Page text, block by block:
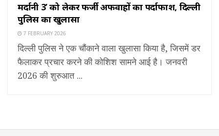
मर्दानी 3’ को लेकर फर्जी अफवाहों का पर्दाफाश, दिल्ली
पुलिस का खुलासा
7 FEBRUARY 2026
दिल्ली पुलिस ने एक चौंकाने वाला खुलासा किया है, जिसमें डर
फैलाकर प्रचार करने की कोशिश सामने आई है। जनवरी
2026 की शुरुआत ...